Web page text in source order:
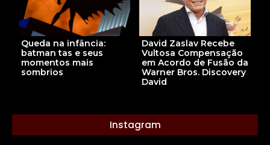
David Zaslav Recebe
Vultosa Compensação
em Acordo de Fusão da
Warner Bros. Discovery
David
Queda na infância:
batman tas e seus
momentos mais
sombrios
Instagram